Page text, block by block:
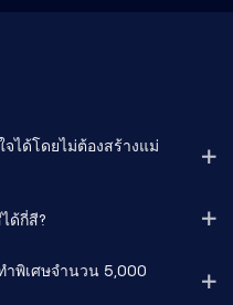
ได้โดยไม่ต้องสร้างแม่
ด้กี่สี?
ำพิเศษจำนวน 5,000